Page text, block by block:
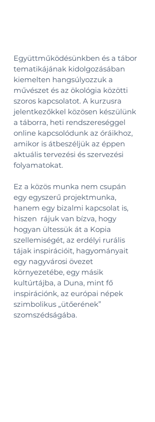
Együttműködésünkben és a tábor
tematikájának kidolgozásában
kiemelten hangsúlyozzuk a
művészet és az ökológia közötti
szoros kapcsolatot. A kurzusra
jelentkezőkkel közösen készülünk
a táborra, heti rendszereséggel
online kapcsolódunk az óráikhoz,
amikor is átbeszéljük az éppen
aktuális tervezési és szervezési
folyamatokat.
Ez a közös munka nem csupán
egy egyszerű projektmunka,
hanem egy bizalmi kapcsolat is,
hiszen  rájuk van bízva, hogy
hogyan ültessük át a Kopia
szellemiségét, az erdélyi rurális
tájak inspirációit, hagyományait
egy nagyvárosi övezet
környezetébe, egy másik
kultúrtájba, a Duna, mint fő
inspirációnk, az európai népek
szimbolikus „ütőerének”
szomszédságába.